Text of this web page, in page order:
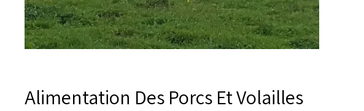
Alimentation Des Porcs Et Volailles